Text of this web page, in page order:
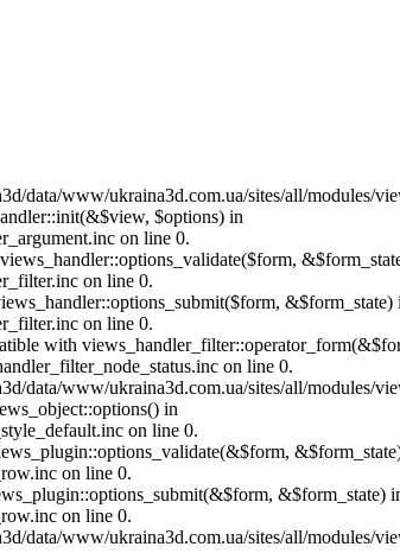
data/www/ukraina3d.com.ua/sites/all/modules/
$options) in
on line 0.
on line 0.
&$form_state)
on line 0.
with
on line 0.
data/www/ukraina3d.com.ua/sites/all/modules/
in
on line 0.
on line 0.
&$form_state)
on line 0.
data/www/ukraina3d.com.ua/sites/all/modules/